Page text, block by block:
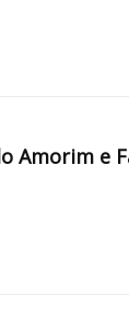
Amorim e